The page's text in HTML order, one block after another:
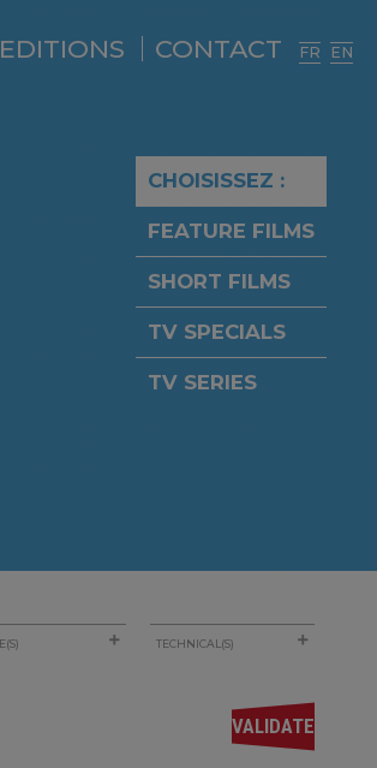
EDITIONS CONTACT FR EN
CHOISISSEZ :
FEATURE FILMS
SHORT FILMS
TV SPECIALS
TV SERIES